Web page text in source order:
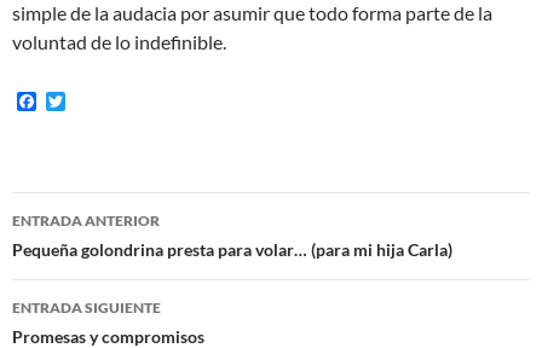
simple de la audacia por asumir que todo forma parte de la
voluntad de lo indefinible.
F
o
o
e
r
Navegación
de
entradas
ENTRADA ANTERIOR
Pequeña golondrina presta para volar… (para mi hija Carla)
ENTRADA SIGUIENTE
Promesas y compromisos